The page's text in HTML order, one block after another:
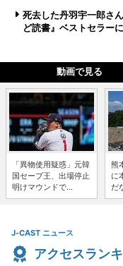
死去した丹羽宇一郎さ
ど読書』ベストセラーに
動画で見る
「異物使用疑惑」元韓
国セーブ王、出場停止
明けマウンドで...
熊
に
だ
J-CAST ニュース
アクセスラン